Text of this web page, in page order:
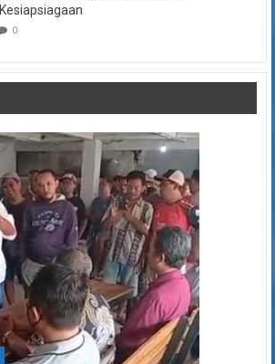
Kesiapsiagaan
0